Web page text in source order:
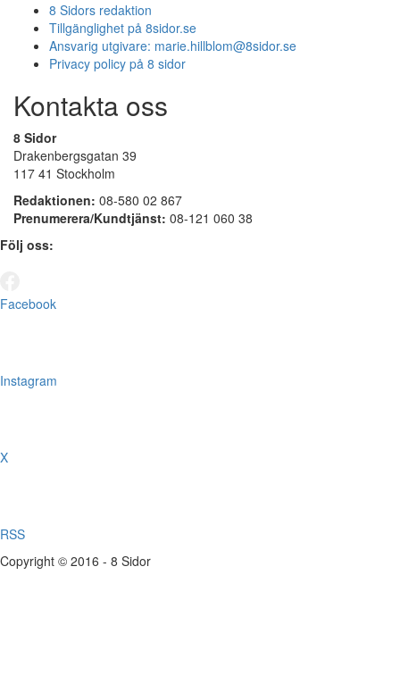
8 Sidors redaktion
Tillgänglighet på 8sidor.se
Ansvarig utgivare: marie.hillblom@8sidor.se
Privacy policy på 8 sidor
Kontakta oss
8 Sidor
Drakenbergsgatan 39
117 41 Stockholm
Redaktionen: 08-580 02 867
Prenumerera/Kundtjänst: 08-121 060 38
Följ oss:
Facebook
Instagram
X
RSS
Copyright © 2016 - 8 Sidor